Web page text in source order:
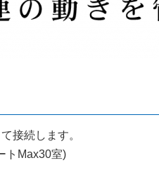
接続します。
トMax30室)